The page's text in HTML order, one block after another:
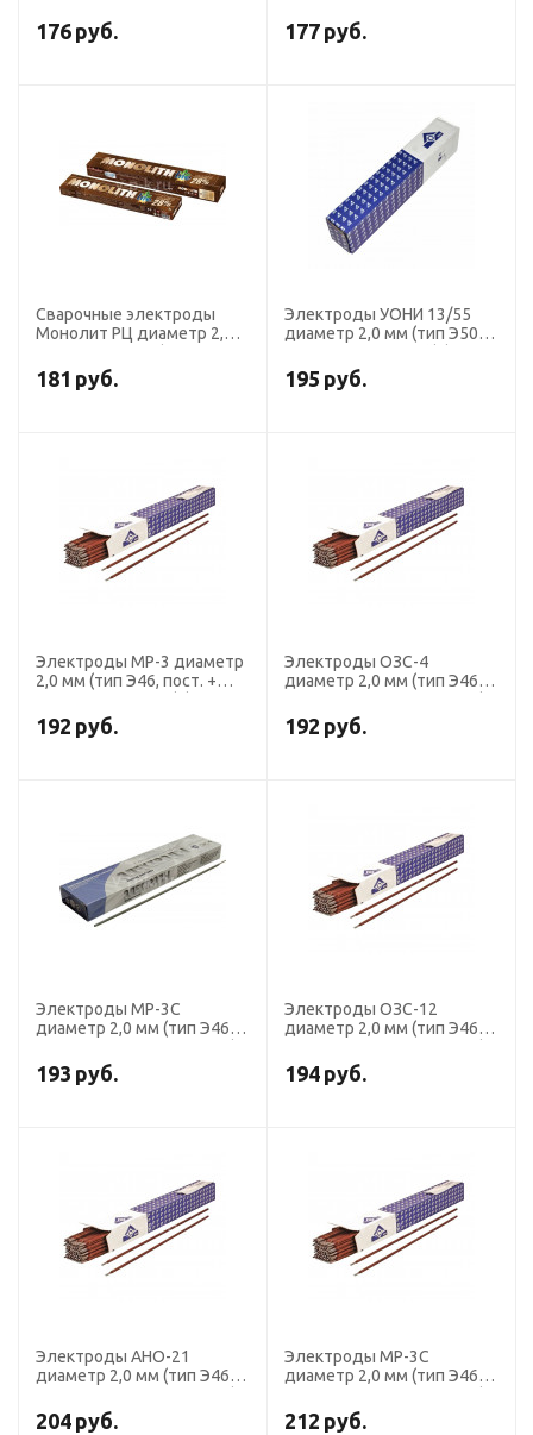
(пачка 1 кг, Ротекс)
176 руб.
пост. + перем. ток, рутил-
целлюлезное)
177 руб.
Сварочные электроды
Монолит РЦ диаметр 2,0
пост. + перем. ток, рутил-
целлюлезное)
181 руб.
Электроды УОНИ 13/55
диаметр 2,0 мм (тип Э50А,
1 кг, ЛЭЗ)
195 руб.
Электроды МР-3 диаметр
2,0 мм (тип Э46, пост. +
кг, ЛЭЗ)
192 руб.
Электроды ОЗС-4
диаметр 2,0 мм (тип Э46,
(пачка 1 кг, ЛЭЗ)
192 руб.
Электроды МР-3С
диаметр 2,0 мм (тип Э46,
(пачка 1 кг, Ротекс)
193 руб.
Электроды ОЗС-12
диаметр 2,0 мм (тип Э46,
(пачка 1 кг, ЛЭЗ)
194 руб.
Электроды АНО-21
диаметр 2,0 мм (тип Э46,
(пачка 1 кг, ЛЭЗ)
204 руб.
Электроды МР-3С
диаметр 2,0 мм (тип Э46,
(пачка 1 кг, ЛЭЗ)
212 руб.